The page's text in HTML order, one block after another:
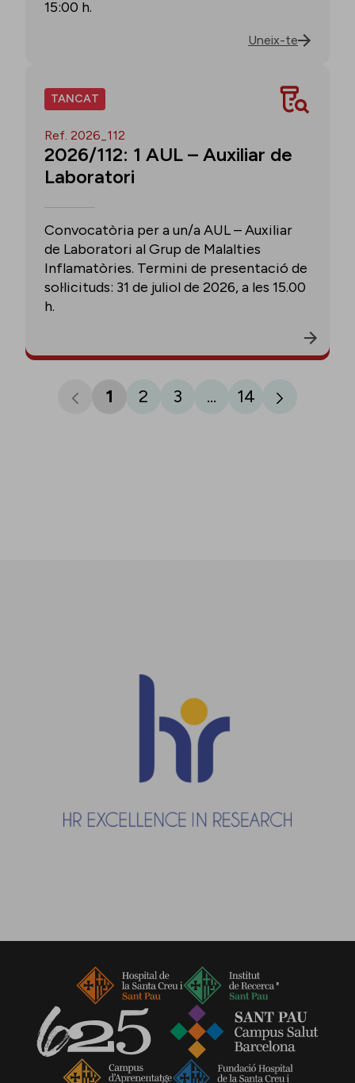
15:00 h.
Uneix-te
TANCAT
Ref. 2026_112
2026/112: 1 AUL – Auxiliar de
Laboratori
Convocatòria per a un/a AUL – Auxiliar
de Laboratori al Grup de Malalties
Inflamatòries. Termini de presentació de
sol·licituds: 31 de juliol de 2026, a les 15.00
h.
1 2 3 ... 14